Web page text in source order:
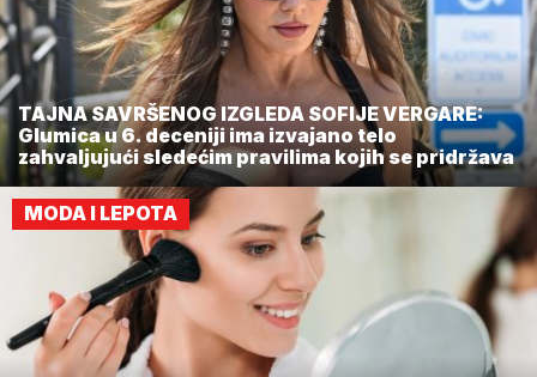
TAJNA SAVRŠENOG IZGLEDA SOFIJE VERGARE:
Glumica u 6. deceniji ima izvajano telo
zahvaljujući sledećim pravilima kojih se pridržava
MODA I LEPOTA